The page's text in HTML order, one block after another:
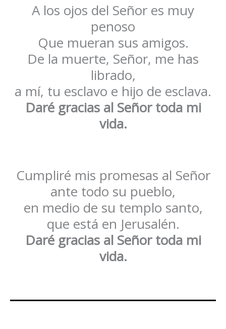
A los ojos del Señor es muy
penoso
Que mueran sus amigos.
De la muerte, Señor, me has
librado,
a mí, tu esclavo e hijo de esclava.
Daré gracias al Señor toda mi
vida.
Cumpliré mis promesas al Señor
ante todo su pueblo,
en medio de su templo santo,
que está en Jerusalén.
Daré gracias al Señor toda mi
vida.